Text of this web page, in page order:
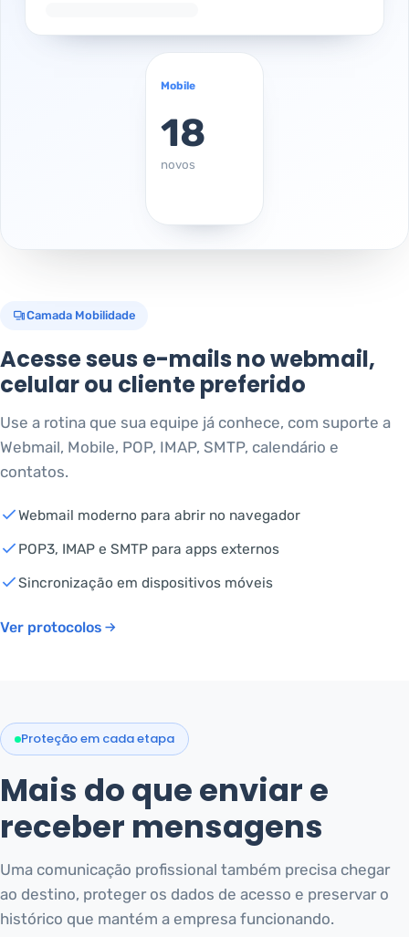
Camada Mobilidade
Acesse seus e-mails no webmail,
celular ou cliente preferido
Use a rotina que sua equipe já conhece, com suporte a
Webmail, Mobile, POP, IMAP, SMTP, calendário e
contatos.
Webmail moderno para abrir no navegador
POP3, IMAP e SMTP para apps externos
Sincronização em dispositivos móveis
Ver protocolos
Mobile
18
novos
Proteção em cada etapa
Mais do que enviar e
receber mensagens
Uma comunicação profissional também precisa chegar
ao destino, proteger os dados de acesso e preservar o
histórico que mantém a empresa funcionando.